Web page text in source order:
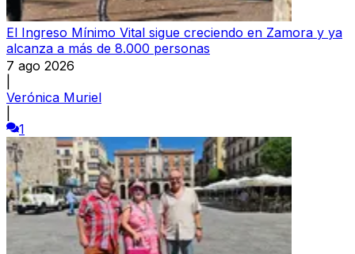
El Ingreso Mínimo Vital sigue creciendo en Zamora y ya
alcanza a más de 8.000 personas
7 ago 2026
Verónica Muriel
1